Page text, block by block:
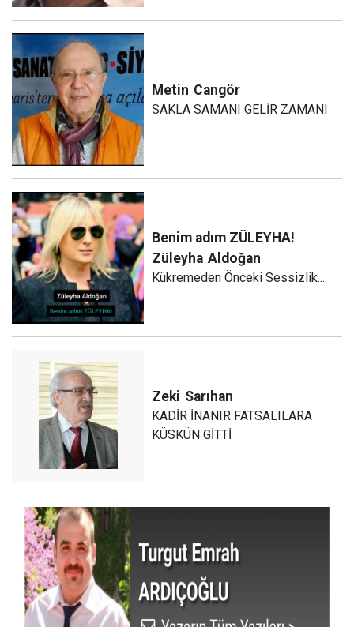
Metin Cangör
SAKLA SAMANI GELİR ZAMANI
Benim adım ZÜLEYHA!
Züleyha Aldoğan
Kükremeden Önceki Sessizlik...
Zeki Sarıhan
KADİR İNANIR FATSALILARA
KÜSKÜN GİTTİ